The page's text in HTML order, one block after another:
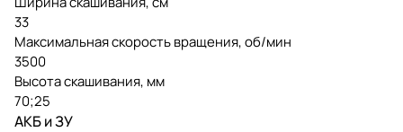
33
Максимальная скорость вращения, об/мин
3500
Высота скашивания, мм
70;25
АКБ и ЗУ